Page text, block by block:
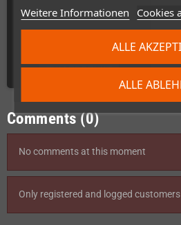
Weitere Informationen Cookies
ALLE
ALLE
ZUM PRODUKT
Comments (0)
No comments at this moment
Only registered and logged